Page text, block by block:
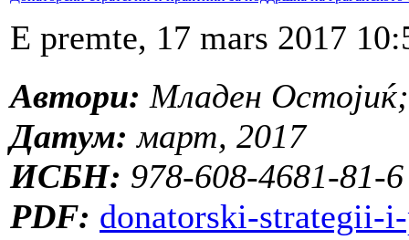
E premte, 17 mars 2017
Автори: Младен
Датум: март, 2017
ИСБН: 978-608-4681-81-6
PDF: donatorski-strategii-